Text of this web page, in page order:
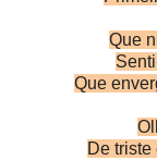
Que
Que
De